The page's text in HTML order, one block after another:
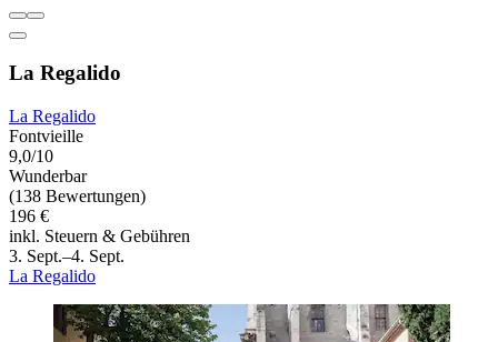
La Regalido
La Regalido
Fontvieille
9,0/10
Wunderbar
(138 Bewertungen)
196 €
inkl. Steuern & Gebühren
3. Sept.–4. Sept.
La Regalido